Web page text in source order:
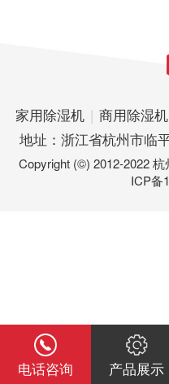
家用除湿机 | 商用除湿机
地址：浙江省杭州市临
Copyright (©) 2012-2022
ICP备
电话咨询 产品展示